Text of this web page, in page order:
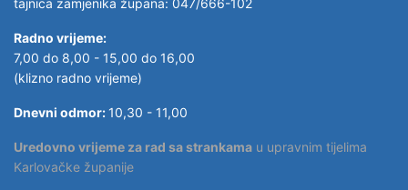
tajnica zamjenika župana: 047/666-102
Radno vrijeme:
7,00 do 8,00 - 15,00 do 16,00
(klizno radno vrijeme)
Dnevni odmor: 10,30 - 11,00
Uredovno vrijeme za rad sa strankama u upravnim tijelima
Karlovačke županije